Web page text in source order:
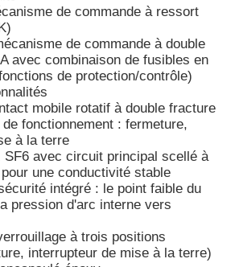
de commande à ressort
de commande à double
avec combinaison de fusibles en
de protection/contrôle)
mobile rotatif à double fracture
fonctionnement : fermeture,
à la terre
SF6 avec circuit principal scellé à
une conductivité stable
intégré : le point faible du
pression d'arc interne vers
à trois positions
interrupteur de mise à la terre)